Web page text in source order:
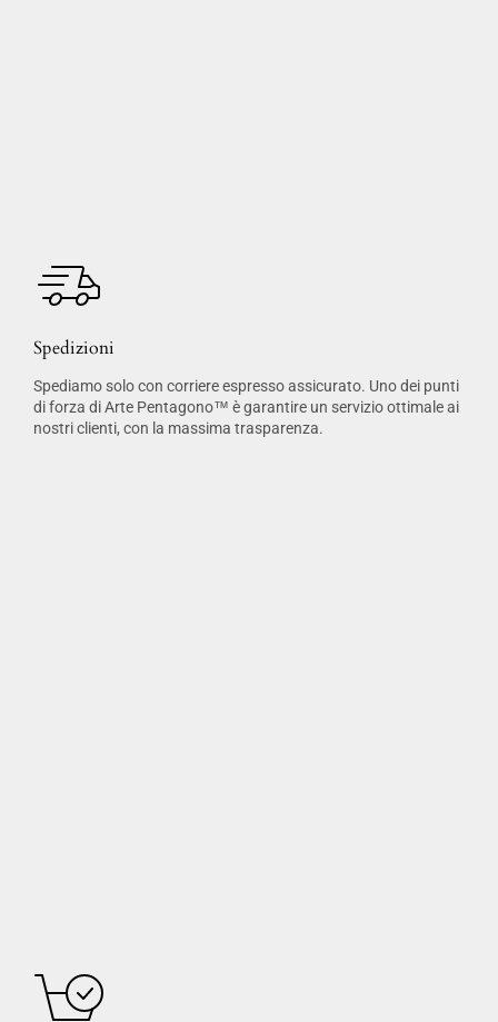
Spedizioni
Spediamo solo con corriere espresso assicurato. Uno dei punti
di forza di Arte Pentagono™ è garantire un servizio ottimale ai
nostri clienti, con la massima trasparenza.